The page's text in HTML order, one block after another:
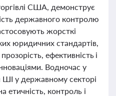
США, демонструє
державного контролю
жорсткі
юридичних стандартів,
ефективність і
Водночас у
ШІ у державному секторі
етичність, контроль і